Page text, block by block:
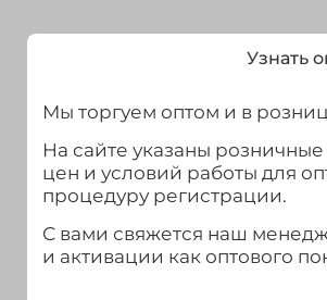
Узнать
Мы торгуем оптом и в
На сайте указаны
цен и условий работы для
процедуру регистрации.
С вами свяжется наш
и активации как оптового